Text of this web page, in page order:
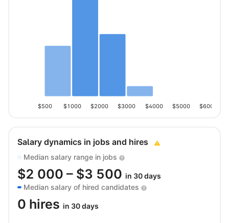
$500 $1000 $2000 $3000 $4000 $5000 $6000
Salary dynamics in jobs and hires
Median salary range in jobs
$2 000 – $3 500 in 30 days
Median salary of hired candidates
0 hires in 30 days